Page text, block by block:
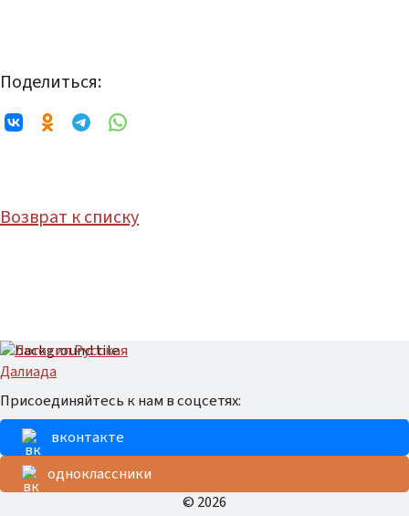
Поделиться:
Возврат к списку
Присоединяйтесь к нам в соцсетях:
вконтакте
одноклассники
© 2026